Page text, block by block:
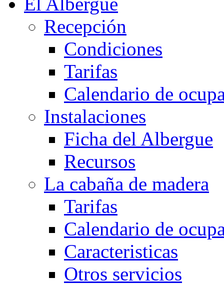
Recepción
Condiciones
Tarifas
Calendario de
Instalaciones
Ficha del Albergue
Recursos
La cabaña de madera
Tarifas
Calendario de
Caracteristicas
Otros servicios